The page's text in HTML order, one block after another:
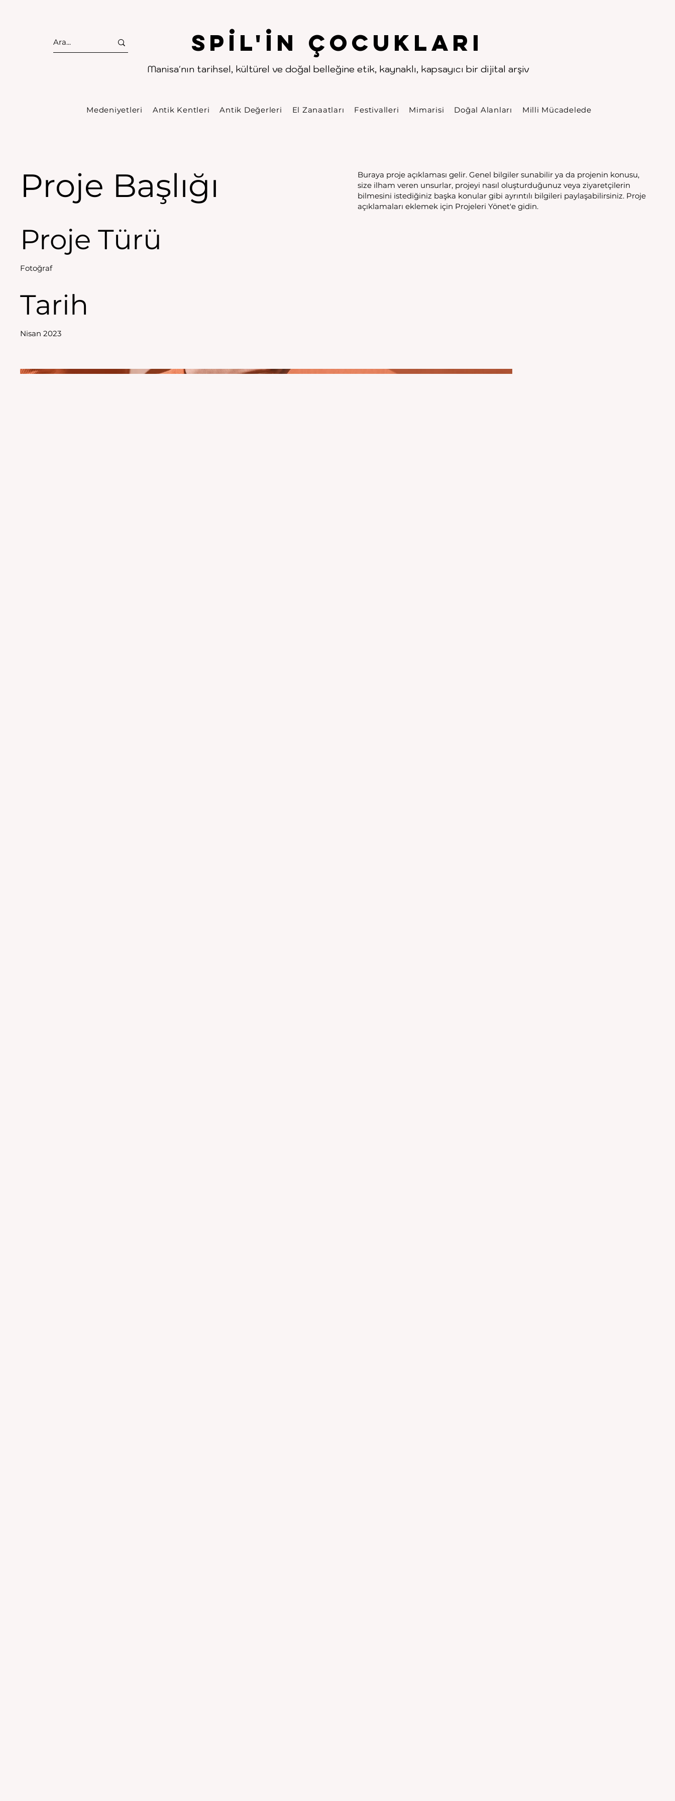
Spıl'in Çocukları
Manisa'nın tarihsel, kültürel ve doğal belleğine etik, kaynaklı, kapsayıcı bir dijital arşiv
. .
Medeniyetleri Antik Kentleri Antik Değerleri El Zanaatları Festivalleri Mimarisi Doğal Alanları Milli Mücadelede
Proje Başlığı
Proje Türü
Fotoğraf
Tarih
Nisan 2023
Buraya proje açıklaması gelir. Genel bilgiler sunabilir ya da projenin konusu,
size ilham veren unsurlar, projeyi nasıl oluşturduğunuz veya ziyaretçilerin
bilmesini istediğiniz başka konular gibi ayrıntılı bilgileri paylaşabilirsiniz. Proje
açıklamaları eklemek için Projeleri Yönet'e gidin.